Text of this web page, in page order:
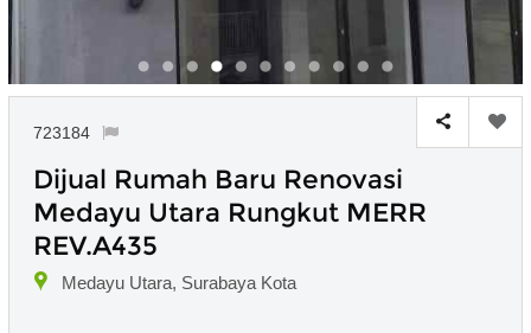
723184
Dijual Rumah Baru Renovasi
Medayu Utara Rungkut MERR
REV.A435
Medayu Utara, Surabaya Kota
Simpan